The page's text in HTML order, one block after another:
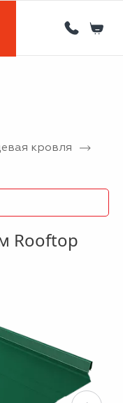
с ЧПУ
в металле
изделий
кровля
Rooftop